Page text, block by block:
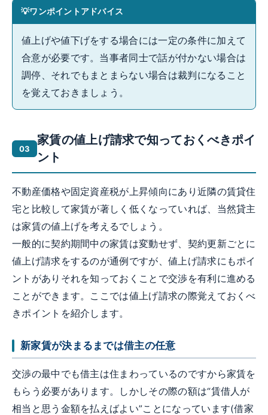
ワンポイントアドバイス
値上げや値下げをする場合には一定の条件に加えて
合意が必要です。当事者同士で話が付かない場合は
調停、それでもまとまらない場合は裁判になること
を覚えておきましょう。
家賃の値上げ請求で知っておくべきポイ
ント
不動産価格や固定資産税が上昇傾向にあり近隣の賃貸住
宅と比較して家賃が著しく低くなっていれば、当然貸主
は家賃の値上げを考えるでしょう。
一般的に契約期間中の家賃は変動せず、契約更新ごとに
値上げ請求をするのが通例ですが、値上げ請求にもポイ
ントがありそれを知っておくことで交渉を有利に進める
ことができます。ここでは値上げ請求の際覚えておくべ
きポイントを紹介します。
新家賃が決まるまでは借主の任意
交渉の最中でも借主は住まわっているのですから家賃を
もらう必要があります。しかしその際の額は“賃借人が
相当と思う金額を払えばよい”ことになっています(借家